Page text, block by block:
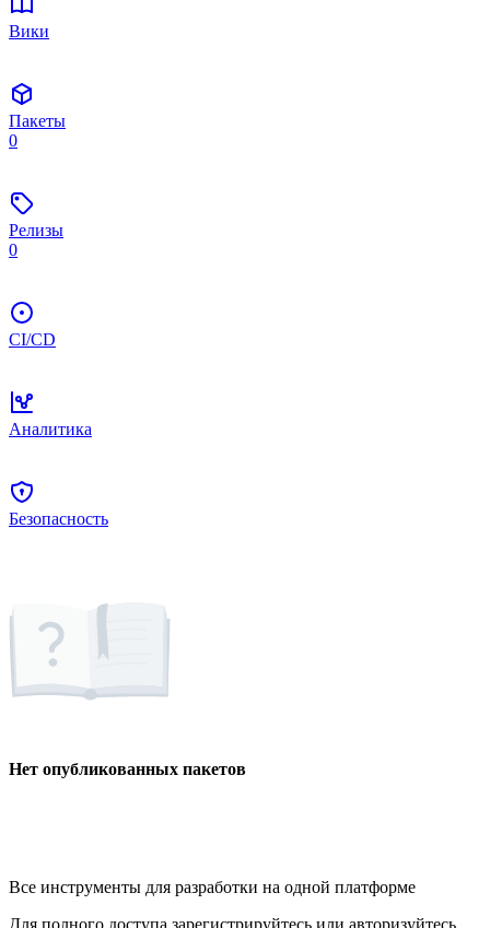
Вики
Пакеты
0
Релизы
0
CI/CD
Аналитика
Безопасность
Нет опубликованных пакетов
Все инструменты для разработки на одной платформе
Для полного доступа зарегистрируйтесь или авторизуйтесь